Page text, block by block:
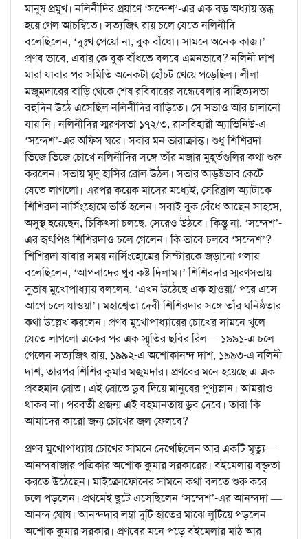
মানুষ প্রমুখ। নলিনীদির প্রয়াণে ‘সন্দেশ’-এর এক বড় অধ্যায় স্তব্ধ
হয়ে গেল আচম্বিতে। সত্যজিৎ রায় চলে যেতে নলিনীদি
বলেছিলেন, ‘দুঃখ পেয়ো না, বুক বাঁধো। সামনে অনেক কাজ।’
প্রণব ভাবে, এবার কে বুক বাঁধতে বলবে এমনভাবে? নলিনী দাশ
মারা যাবার পর সমিতি অনেকটা হোঁচট খেয়ে পড়েছিল। লীলা
মজুমদারের বাড়ি থেকে শেষ রবিবারের সন্ধেবেলার সাহিত্যসভা
বহুদিন উঠে এসেছিল নলিনীদির বাড়িতে। সে সভাও আর চালানো
যায় নি। নলিনীদির স্মরণসভা ১৭২/৩, রাসবিহারী অ্যাভিনিউ-এ
‘সন্দেশ’-এর অফিস ঘরে। সবার মন ভারাক্রান্ত। শুধু শিশিরদা
ভিজে ভিজে চোখে নলিনীদির সঙ্গে তাঁর মজার মুহূর্তগুলির কথা শুরু
করলেন। সভায় মৃদু হাসির রোল উঠল। সভার আড়ষ্টভাব কেটে
যেতে লাগলো। এরপর কয়েক মাসের মধ্যেই, সেরিব্রাল অ্যাটাকে
শিশিরদা নার্সিংহোমে ভর্তি হলেন। সবাই বুক বেঁধে আছেন সাহসে,
অসুস্থ হয়েছেন, চিকিৎসা চলছে, সেরেও উঠবে। কিন্তু না, ‘সন্দেশ’-
এর হৃৎপিণ্ড শিশিরদাও চলে গেলেন। কি ভাবে চলবে ‘সন্দেশ’?
শিশিরদা যাবার সময় নার্সিংহোমের সিস্টারকে জড়ানো গলায়
বলেছিলেন, ‘আপনাদের খুব কষ্ট দিলাম।’ শিশিরদার স্মরণসভায়
সুভাষ মুখোপাধ্যায় বললেন, ‘এখন উঠেছে এক হাওয়া/ পরে এসে
আগে চলে যাওয়া’। মহাশ্বেতা দেবী শিশিরদার সঙ্গে তাঁর ঘনিষ্ঠতার
কথা উল্লেখ করলেন। প্রণব মুখোপাধ্যায়ের চোখের সামনে খুলে
যেতে লাগলো একের পর এক স্মৃতির ছবির রিল— ১৯৯১-এ চলে
গেলেন সত্যজিৎ রায়, ১৯৯২-এ অশোকানন্দ দাশ, ১৯৯৩-এ নলিনী
দাশ, তারপর শিশির কুমার মজুমদার। প্রণবের মনে হয়েছে এ এক
প্রবহমান স্রোত। এই স্রোতে ডুব দিয়ে মানুষের পুণ্যস্নান। আমরাও
থাকব না। পরবর্তী প্রজন্ম এই বহমানতায় ডুব দেবে। তারা কি
আমাদের কারো জন্য চোখের জল ফেলবে?
প্রণব মুখোপাধ্যায় চোখের সামনে দেখেছিলেন আর একটি মৃত্যু—
আনন্দবাজার পত্রিকার অশোক কুমার সরকারের। বইমেলায় বক্তৃতা
করতে উঠেছেন। মাইক্রোফোনের সামনে কথা বলতে শুরু করে
ঢলে পড়লেন। প্রথমেই ছুটে এসেছিলেন ‘সন্দেশ’-এর আনন্দদা —
আনন্দ ঘোষ। আনন্দদার লম্বা দুটি হাতের মাঝে লুটিয়ে পড়লেন
অশোক কুমার সরকার। প্রণবের মনে পড়ে বইমেলার মাঠ আর